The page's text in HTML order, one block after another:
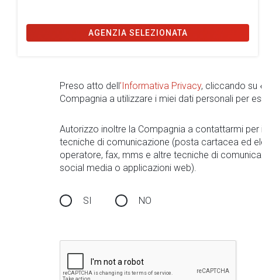
AGENZIA SELEZIONATA
Preso atto dell’Informativa Privacy, cliccando su
Compagnia a utilizzare i miei dati personali per
Autorizzo inoltre la Compagnia a contattarmi
tecniche di comunicazione (posta cartacea ed
operatore, fax, mms e altre tecniche di
social media o applicazioni web).
SI NO